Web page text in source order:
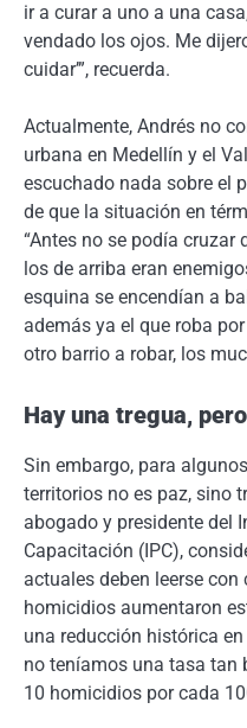
ir a curar a uno a una
vendado los ojos. Me
cuidar’”, recuerda.
Actualmente, Andrés no
urbana en Medellín y el
escuchado nada sobre el
de que la situación en
“Antes no se podía cruzar
los de arriba eran
esquina se encendían a
además ya el que roba
otro barrio a robar, los
Hay una tregua,
Sin embargo, para
territorios no es paz, sino
abogado y presidente del
Capacitación (IPC),
actuales deben leerse
homicidios aumentaron
una reducción histórica
no teníamos una tasa tan
10 homicidios por cada